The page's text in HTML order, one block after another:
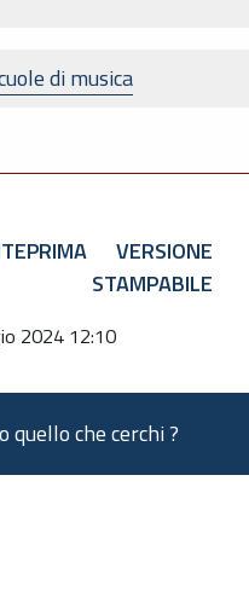
di musica
VERSIONE
STAMPABILE
2024 12:10
che cerchi ?